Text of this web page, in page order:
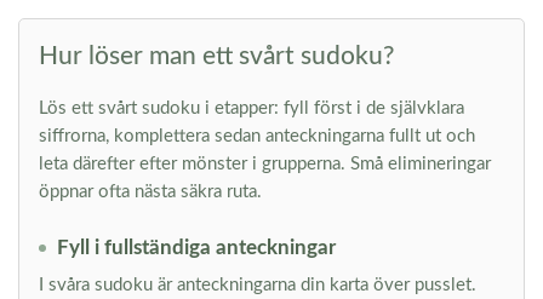
Hur löser man ett svårt sudoku?
Lös ett svårt sudoku i etapper: fyll först i de självklara
siffrorna, komplettera sedan anteckningarna fullt ut och
leta därefter efter mönster i grupperna. Små elimineringar
öppnar ofta nästa säkra ruta.
Fyll i fullständiga anteckningar
I svåra sudoku är anteckningarna din karta över pusslet.